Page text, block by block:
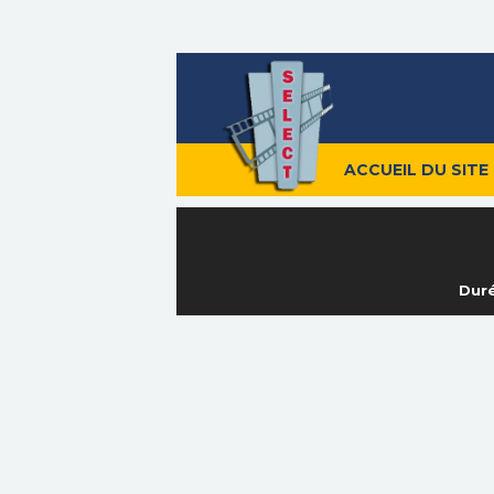
ACCUEIL DU SITE